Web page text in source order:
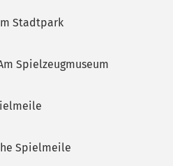
Entdecker! Stell Dir vor: An
ihr hier planschen, spritzen
abkühlen. Wasser ist einfach
Erkennt ihr, dass der
groß gewordener Baukasten
Stadtpark
Spielzeugmuseum
Spielmeile